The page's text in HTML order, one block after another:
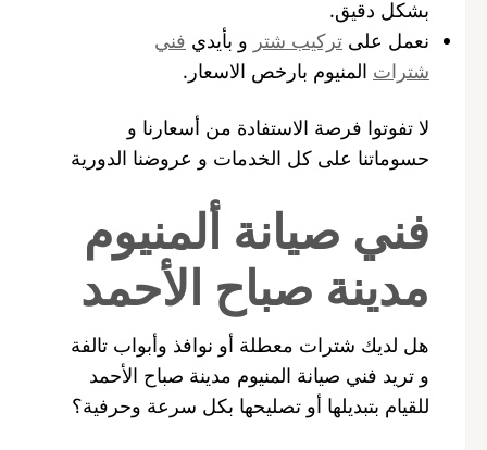
بشكل دقيق.
نعمل على تركيب شتر و بأيدي فني
شترات المنيوم بارخص الاسعار.
لا تفوتوا فرصة الاستفادة من أسعارنا و
حسوماتنا على كل الخدمات و عروضنا الدورية
فني صيانة ألمنيوم
مدينة صباح الأحمد
هل لديك شترات معطلة أو نوافذ وأبواب تالفة
و تريد فني صيانة المنيوم مدينة صباح الأحمد
للقيام بتبديلها أو تصليحها بكل سرعة وحرفية؟